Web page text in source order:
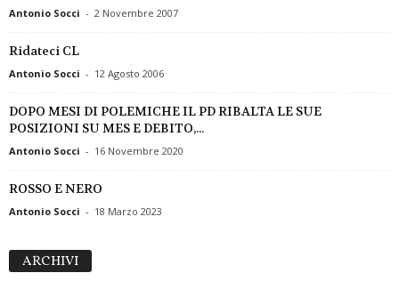
Antonio Socci - 2 Novembre 2007
Ridateci CL
Antonio Socci - 12 Agosto 2006
DOPO MESI DI POLEMICHE IL PD RIBALTA LE SUE
POSIZIONI SU MES E DEBITO,...
Antonio Socci - 16 Novembre 2020
ROSSO E NERO
Antonio Socci - 18 Marzo 2023
ARCHIVI